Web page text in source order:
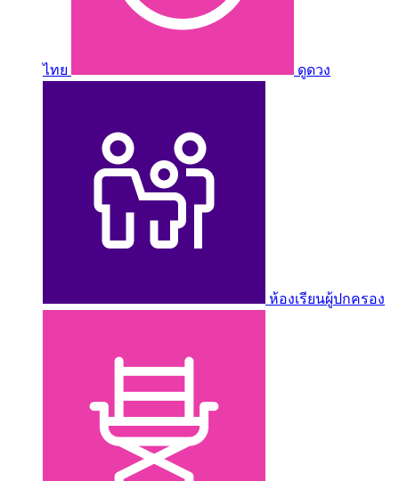
ไทย ดูดวง
ห้องเรียนผู้ปกครอง